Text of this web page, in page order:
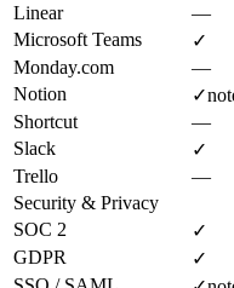
Linear
—
Microsoft Teams
✓
Monday.com
—
Notion
✓
Shortcut
—
Slack
✓
Trello
—
Security & Privacy
SOC 2
✓
GDPR
✓